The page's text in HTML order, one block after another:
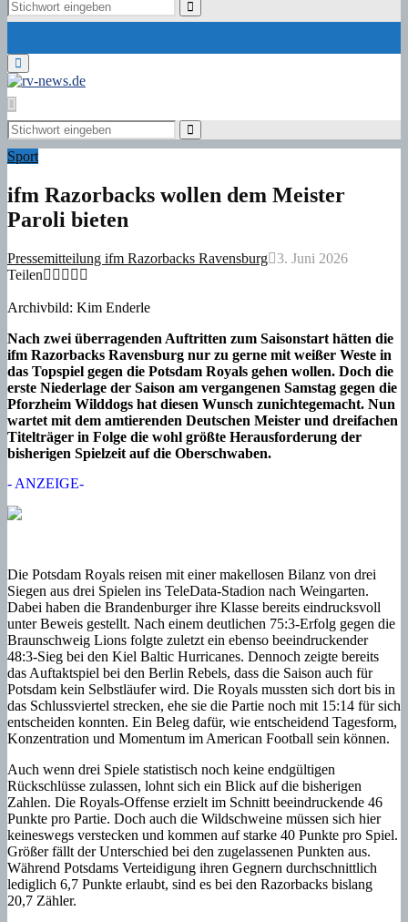
Search
Search
Primary
Menu
Search
for:
Search
Sport
ifm Razorbacks wollen dem Meister
Paroli bieten
Pressemitteilung ifm Razorbacks Ravensburg
3. Juni 2026
Teilen
Archivbild: Kim Enderle
Nach zwei überragenden Auftritten zum Saisonstart hätten die
ifm Razorbacks Ravensburg nur zu gerne mit weißer Weste in
das Topspiel gegen die Potsdam Royals gehen wollen. Doch die
erste Niederlage der Saison am vergangenen Samstag gegen die
Pforzheim Wilddogs hat diesen Wunsch zunichtegemacht. Nun
wartet mit dem amtierenden Deutschen Meister und dreifachen
Titelträger in Folge die wohl größte Herausforderung der
bisherigen Spielzeit auf die Oberschwaben.
- ANZEIGE-
Die Potsdam Royals reisen mit einer makellosen Bilanz von drei
Siegen aus drei Spielen ins TeleData-Stadion nach Weingarten.
Dabei haben die Brandenburger ihre Klasse bereits eindrucksvoll
unter Beweis gestellt. Nach einem deutlichen 75:3-Erfolg gegen die
Braunschweig Lions folgte zuletzt ein ebenso beeindruckender
48:3-Sieg bei den Kiel Baltic Hurricanes. Dennoch zeigte bereits
das Auftaktspiel bei den Berlin Rebels, dass die Saison auch für
Potsdam kein Selbstläufer wird. Die Royals mussten sich dort bis in
das Schlussviertel strecken, ehe sie die Partie noch mit 15:14 für sich
entscheiden konnten. Ein Beleg dafür, wie entscheidend Tagesform,
Konzentration und Momentum im American Football sein können.
Auch wenn drei Spiele statistisch noch keine endgültigen
Rückschlüsse zulassen, lohnt sich ein Blick auf die bisherigen
Zahlen. Die Royals-Offense erzielt im Schnitt beeindruckende 46
Punkte pro Partie. Doch auch die Wildschweine müssen sich hier
keineswegs verstecken und kommen auf starke 40 Punkte pro Spiel.
Größer fällt der Unterschied bei den zugelassenen Punkten aus.
Während Potsdams Verteidigung ihren Gegnern durchschnittlich
lediglich 6,7 Punkte erlaubt, sind es bei den Razorbacks bislang
20,7 Zähler.